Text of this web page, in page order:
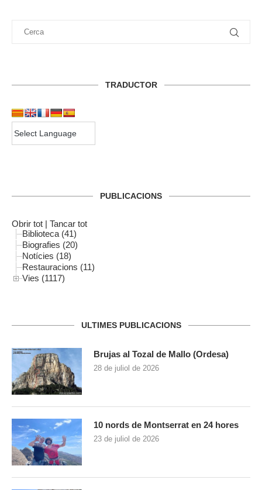
TRADUCTOR
PUBLICACIONS
Obrir tot | Tancar tot
Biblioteca (41)
Biografies (20)
Notícies (18)
Restauracions (11)
Vies (1117)
ULTIMES PUBLICACIONS
Brujas al Tozal de Mallo (Ordesa)
28 de juliol de 2026
10 nords de Montserrat en 24 hores
23 de juliol de 2026